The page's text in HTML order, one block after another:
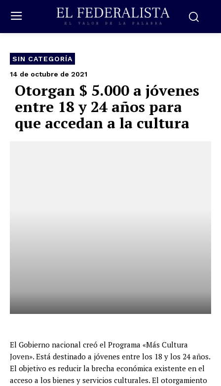
SIN CATEGORÍA
14 de octubre de 2021
Otorgan $ 5.000 a jóvenes
entre 18 y 24 años para
que accedan a la cultura
El Gobierno nacional creó el Programa «Más Cultura
Joven». Está destinado a jóvenes entre los 18 y los 24 años.
El objetivo es reducir la brecha económica existente en el
acceso a los bienes y servicios culturales. El otorgamiento